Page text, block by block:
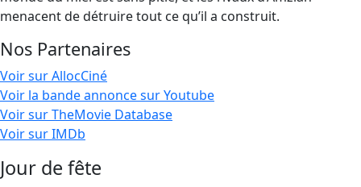
menacent de détruire tout ce qu’il a construit.
Nos Partenaires
Voir sur AllocCiné
Voir la bande annonce sur Youtube
Voir sur TheMovie Database
Voir sur IMDb
Jour de fête